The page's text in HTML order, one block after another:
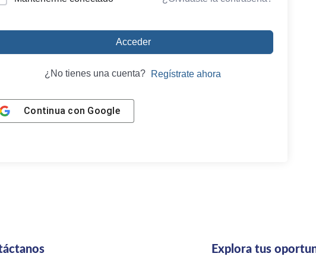
Acceder
¿No tienes una cuenta? Regístrate ahora
Continua con Google
Explora tus